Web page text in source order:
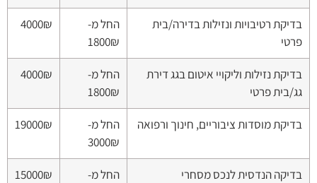
בדיקת רטיבויות ונזילות בדירה/בית
פרטי
החל מ-
1800₪
4000₪
בדיקת נזילות וליקויי איטום בגג דירת
גג/בית פרטי
החל מ-
1800₪
4000₪
בדיקת מוסדות ציבוריים, חינוך ורפואה
החל מ-
3000₪
19000₪
בדיקה הנדסית לנכס מסחרי
החל מ-
15000₪